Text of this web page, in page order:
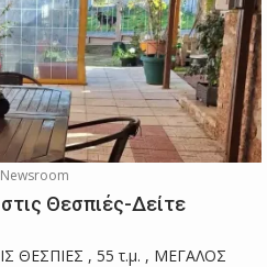
Θεσπιές-Δείτε
ΘΕΣΠΙΕΣ , 55 τ.μ. , ΜΕΓΑΛΟΣ